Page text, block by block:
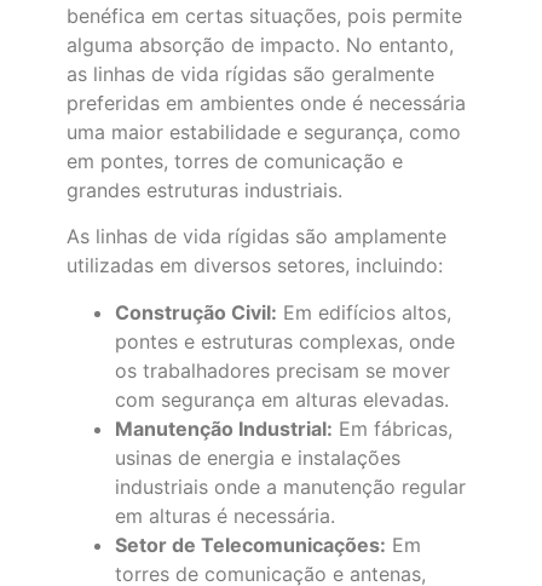
benéfica em certas situações, pois permite
alguma absorção de impacto. No entanto,
as linhas de vida rígidas são geralmente
preferidas em ambientes onde é necessária
uma maior estabilidade e segurança, como
em pontes, torres de comunicação e
grandes estruturas industriais.
As linhas de vida rígidas são amplamente
utilizadas em diversos setores, incluindo:
Construção Civil: Em edifícios altos,
pontes e estruturas complexas, onde
os trabalhadores precisam se mover
com segurança em alturas elevadas.
Manutenção Industrial: Em fábricas,
usinas de energia e instalações
industriais onde a manutenção regular
em alturas é necessária.
Setor de Telecomunicações: Em
torres de comunicação e antenas,